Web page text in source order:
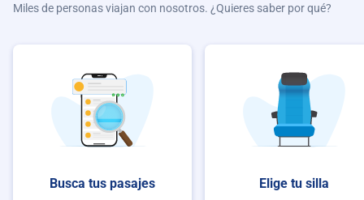
Miles de personas viajan con nosotros. ¿Quieres saber por qué?
Busca tus pasajes Elige tu silla